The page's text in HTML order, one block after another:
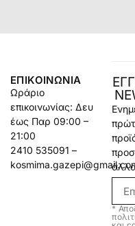
ΕΠΙΚΟΙΝΩΝΊΑ
Ωράριο
επικοινωνίας: Δευ
έως Παρ 09:00 –
21:00
2410 535091 –
*